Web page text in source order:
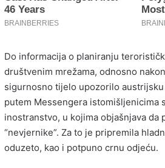
Do informacija o planiranju
društvenim mrežama, odnosno
sigurnosno tijelo upozorilo
putem Messengera istomišljenicima
inostranstvo, u kojima objašnjava da
“nevjernike”. Za to je pripremila
oduzeto, kao i potpuno crnu odjeću.